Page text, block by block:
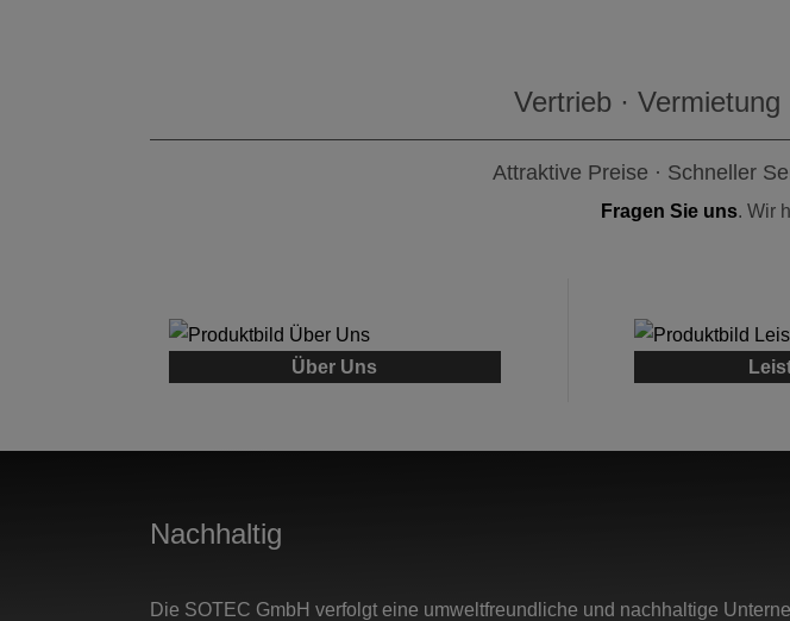
Vertrieb · Vermietung
Attraktive Preise · Schneller
Fragen Sie uns. Wir
Über Uns
Nachhaltig
Die SOTEC GmbH verfolgt eine umweltfreundliche und nachhaltige